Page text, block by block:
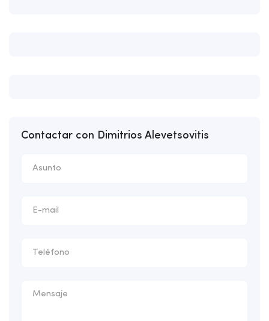
Contactar con Dimitrios Alevetsovitis